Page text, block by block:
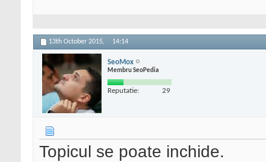
13th October 2015, 14:14
SeoMox
Membru SeoPedia
Reputatie: 29
Topicul se poate inchide.